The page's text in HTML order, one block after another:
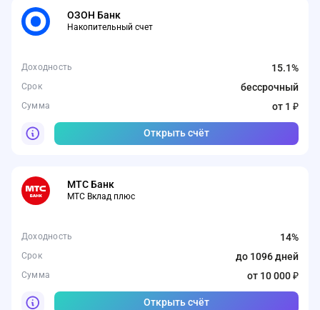
ОЗОН Банк
Накопительный счет
Доходность 15.1%
Срок бессрочный
Сумма от 1 ₽
Открыть счёт
МТС Банк
МТС Вклад плюс
Доходность 14%
Срок до 1096 дней
Сумма от 10 000 ₽
Открыть счёт